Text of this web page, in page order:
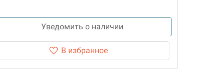
Уведомить о наличии
В избранное